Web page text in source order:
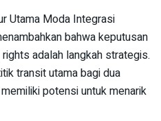
Utama Moda Integrasi
bahwa keputusan
adalah langkah strategis.
transit utama bagi dua
potensi untuk menarik